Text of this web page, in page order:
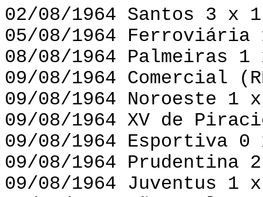
02/08/1964 Santos 3 x
05/08/1964 Ferroviária
08/08/1964 Palmeiras 1
09/08/1964 Comercial
09/08/1964 Noroeste 1
09/08/1964 XV de
09/08/1964 Esportiva
09/08/1964 Prudentina
09/08/1964 Juventus 1